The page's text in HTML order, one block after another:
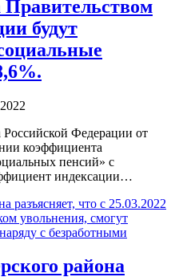
Правительством
будут
Федерации от
коэффициента
пенсий» с
индексации…
разъясняет, что с 25.03.2022
увольнения, смогут
с безработными
района